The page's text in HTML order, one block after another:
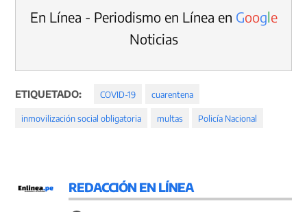
En Línea - Periodismo en Línea en Google
Noticias
ETIQUETADO: COVID-19 cuarentena
inmovilización social obligatoria multas Policía Nacional
REDACCIÓN EN LÍNEA